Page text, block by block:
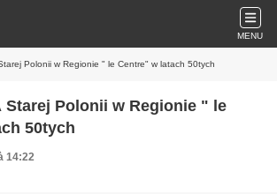
MENU
Polonii w Regionie " le Centre" w latach 50tych
Starej Polonii w Regionie " le
50tych
14:22